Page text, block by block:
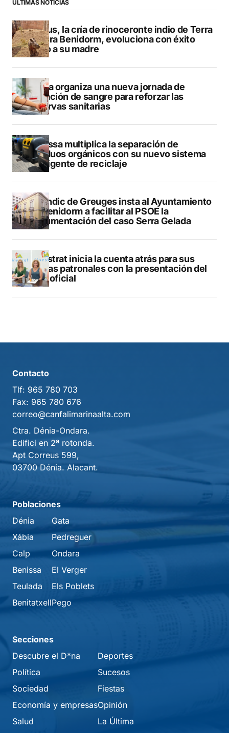
ÚLTIMAS NOTICIAS
Brutus, la cría de rinoceronte indio de Terra
Natura Benidorm, evoluciona con éxito
junto a su madre
Dénia organiza una nueva jornada de
donación de sangre para reforzar las
reservas sanitarias
Benissa multiplica la separación de
residuos orgánicos con su nuevo sistema
inteligente de reciclaje
El Síndic de Greuges insta al Ayuntamiento
de Benidorm a facilitar al PSOE la
documentación del caso Serra Gelada
Finestrat inicia la cuenta atrás para sus
fiestas patronales con la presentación del
libro oficial
Contacto
Tlf: 965 780 703
Fax: 965 780 676
correo@canfalimarinaalta.com
Ctra. Dénia-Ondara.
Edifici en 2ª rotonda.
Apt Correus 599,
03700 Dénia. Alacant.
Poblaciones
Dénia
Xábia
Calp
Benissa
Teulada
Benitatxell
Gata
Pedreguer
Ondara
El Verger
Els Poblets
Pego
Secciones
Descubre el D*na
Política
Sociedad
Economía y empresas
Salud
Deportes
Sucesos
Fiestas
Opinión
La Última